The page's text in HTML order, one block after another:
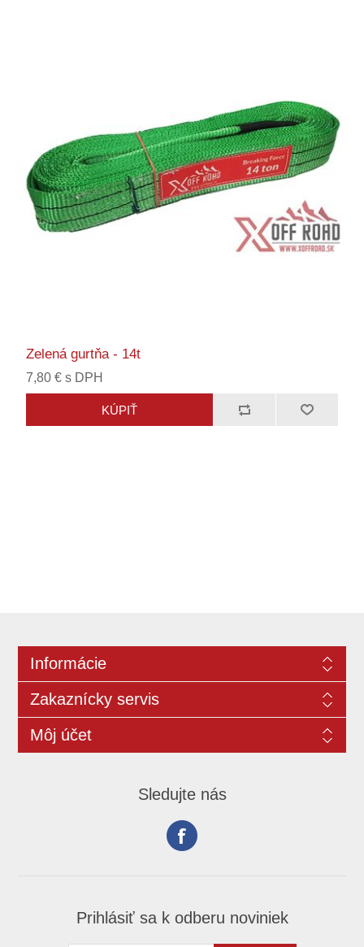
Zelená gurtňa - 14t
7,80 € s DPH
Informácie
Zakaznícky servis
Môj účet
Sledujte nás
Prihlásiť sa k odberu noviniek